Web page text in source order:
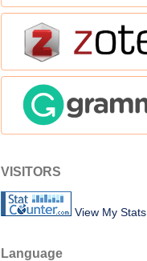
VISITORS
View My Stats
Language